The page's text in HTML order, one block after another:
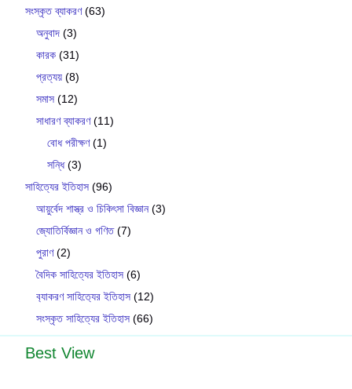
সংস্কৃত ব্যাকরণ(63)
অনুবাদ (3)
কারক (31)
প্রত্যয় (8)
সমাস (12)
সাধারণ ব্যাকরণ(11)
বোধ পরীক্ষণ(1)
সন্ধি(3)
সাহিত্যের ইতিহাস (96)
আয়ুর্বেদ শাস্ত্র ও চিকিৎসা বিজ্ঞান(3)
জ্যোতির্বিজ্ঞান ও গণিত(7)
পুরাণ(2)
বৈদিক সাহিত্যের ইতিহাস (6)
ব‍্যাকরণ সাহিত‍্যের ইতিহাস (12)
সংস্কৃত সাহিত্যের ইতিহাস (66)
Best View